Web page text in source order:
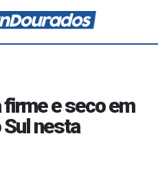
e seco em
nesta